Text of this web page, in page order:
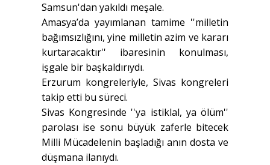
Samsun'dan yakıldı meşale.
Amasya’da yayımlanan tamime ''milletin
bağımsızlığını, yine milletin azim ve kararı
kurtaracaktır'' ibaresinin konulması,
işgale bir başkaldırıydı.
Erzurum kongreleriyle, Sivas kongreleri
takip etti bu süreci.
Sivas Kongresinde ''ya istiklal, ya ölüm''
parolası ise sonu büyük zaferle bitecek
Milli Mücadelenin başladığı anın dosta ve
düşmana ilanıydı.